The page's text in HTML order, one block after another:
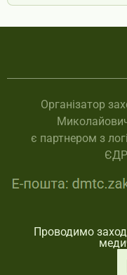
Організатор
є партнером з
Проводимо